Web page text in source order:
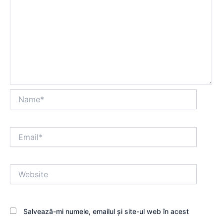
Salvează-mi numele, emailul și site-ul web în acest